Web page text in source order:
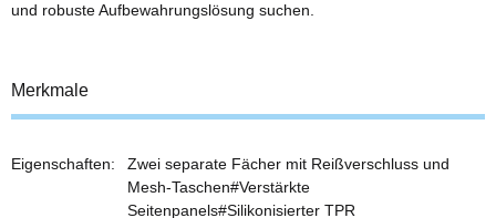
und robuste Aufbewahrungslösung suchen.
Merkmale
Eigenschaften:
Zwei separate Fächer mit Reißverschluss und
Mesh-Taschen#Verstärkte
Seitenpanels#Silikonisierter TPR